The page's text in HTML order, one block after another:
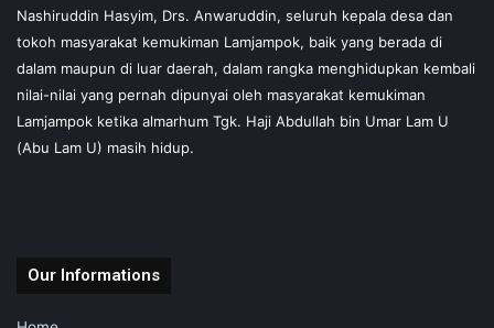
Nashiruddin Hasyim, Drs. Anwaruddin, seluruh kepala desa dan
tokoh masyarakat kemukiman Lamjampok, baik yang berada di
dalam maupun di luar daerah, dalam rangka menghidupkan kembali
nilai-nilai yang pernah dipunyai oleh masyarakat kemukiman
Lamjampok ketika almarhum Tgk. Haji Abdullah bin Umar Lam U
(Abu Lam U) masih hidup.
Our Informations